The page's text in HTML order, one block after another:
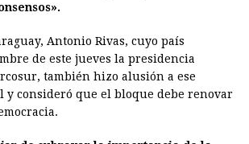
Antonio Rivas, cuyo país
de este jueves la presidencia
también hizo alusión a ese
y consideró que el bloque debe renovar